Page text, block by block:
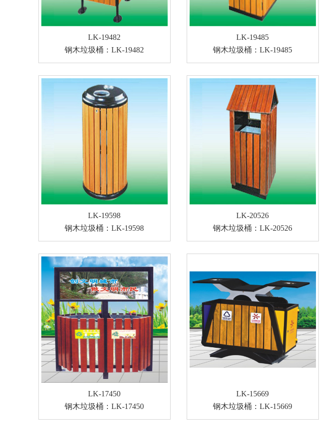
LK-19482
钢木垃圾桶：LK-19482
LK-19485
钢木垃圾桶：LK-19485
LK-19598
钢木垃圾桶：LK-19598
LK-20526
钢木垃圾桶：LK-20526
LK-17450
钢木垃圾桶：LK-17450
LK-15669
钢木垃圾桶：LK-15669